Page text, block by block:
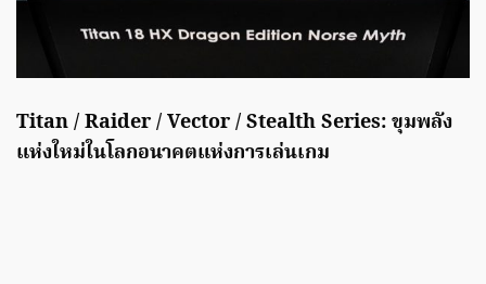
Titan / Raider / Vector / Stealth Series:ขุมพลัง
แห่งใหม่ในโลกอนาคตแห่งการเล่นเกม